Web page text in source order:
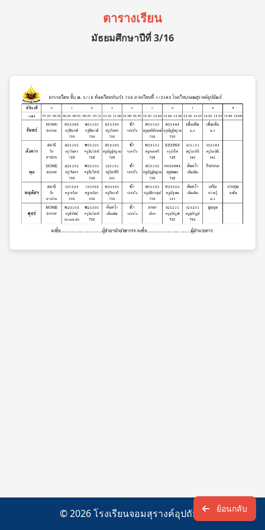
ตารางเรียน
มัธยมศึกษาปีที่ 3/16
ย้อนกลับ
© 2026 โรงเรียนจอมสุรางค์อุปถัมภ์